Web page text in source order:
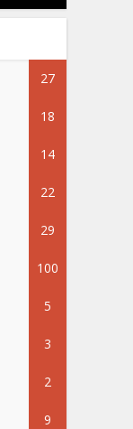
27
18
14
22
29
100
5
3
2
9